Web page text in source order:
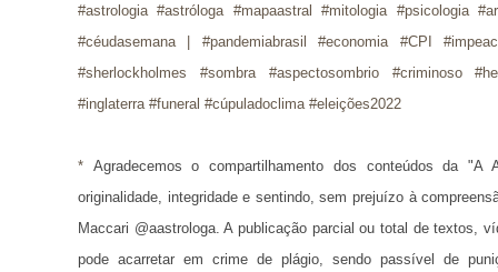
#astrologia #astróloga #mapaastral #mitologia #psicologia
#céudasemana | #pandemiabrasil #economia #CPI
#sherlockholmes #sombra #aspectosombrio #criminoso
#inglaterra #funeral #cúpuladoclima #eleições2022
* Agradecemos o compartilhamento dos conteúdos da
originalidade, integridade e sentindo, sem prejuízo à
Maccari @aastrologa. A publicação parcial ou total de textos,
pode acarretar em crime de plágio, sendo passível de